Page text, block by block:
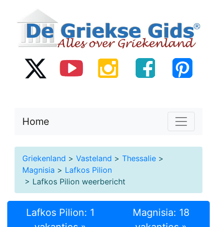
Home
Griekenland > Vasteland > Thessalie >
Magnisia > Lafkos Pilion
> Lafkos Pilion weerbericht
Lafkos Pilion: 1
Magnisia: 18